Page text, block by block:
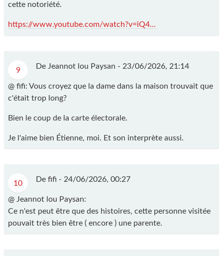
cette notoriété.
https://www.youtube.com/watch?v=iQ4...
9 De Jeannot lou Paysan - 23/06/2026, 21:14
@ fifi: Vous croyez que la dame dans la maison trouvait que
c'était trop long?
Bien le coup de la carte électorale.
Je l'aime bien Étienne, moi. Et son interprète aussi.
10 De fifi - 24/06/2026, 00:27
@ Jeannot lou Paysan:
Ce n'est peut être que des histoires, cette personne visitée
pouvait très bien être ( encore ) une parente.